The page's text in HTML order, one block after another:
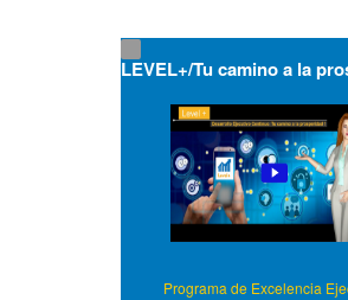
LEVEL+/Tu camino a la
Programa de Excelencia